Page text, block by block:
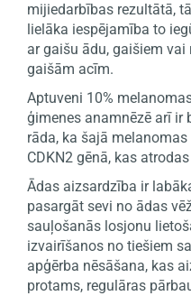
mijiedarbības rezultātā,
lielāka iespējamība to
ar gaišu ādu, gaišiem
gaišām acīm.
Aptuveni 10%
ģimenes anamnēzē arī ir
rāda, ka šajā
CDKN2 gēnā, kas
Ādas aizsardzība ir
pasargāt sevi no ādas
sauļošanās losjonu
izvairīšanos no tiešiem
apģērba nēsāšana, kas
protams, regulāras